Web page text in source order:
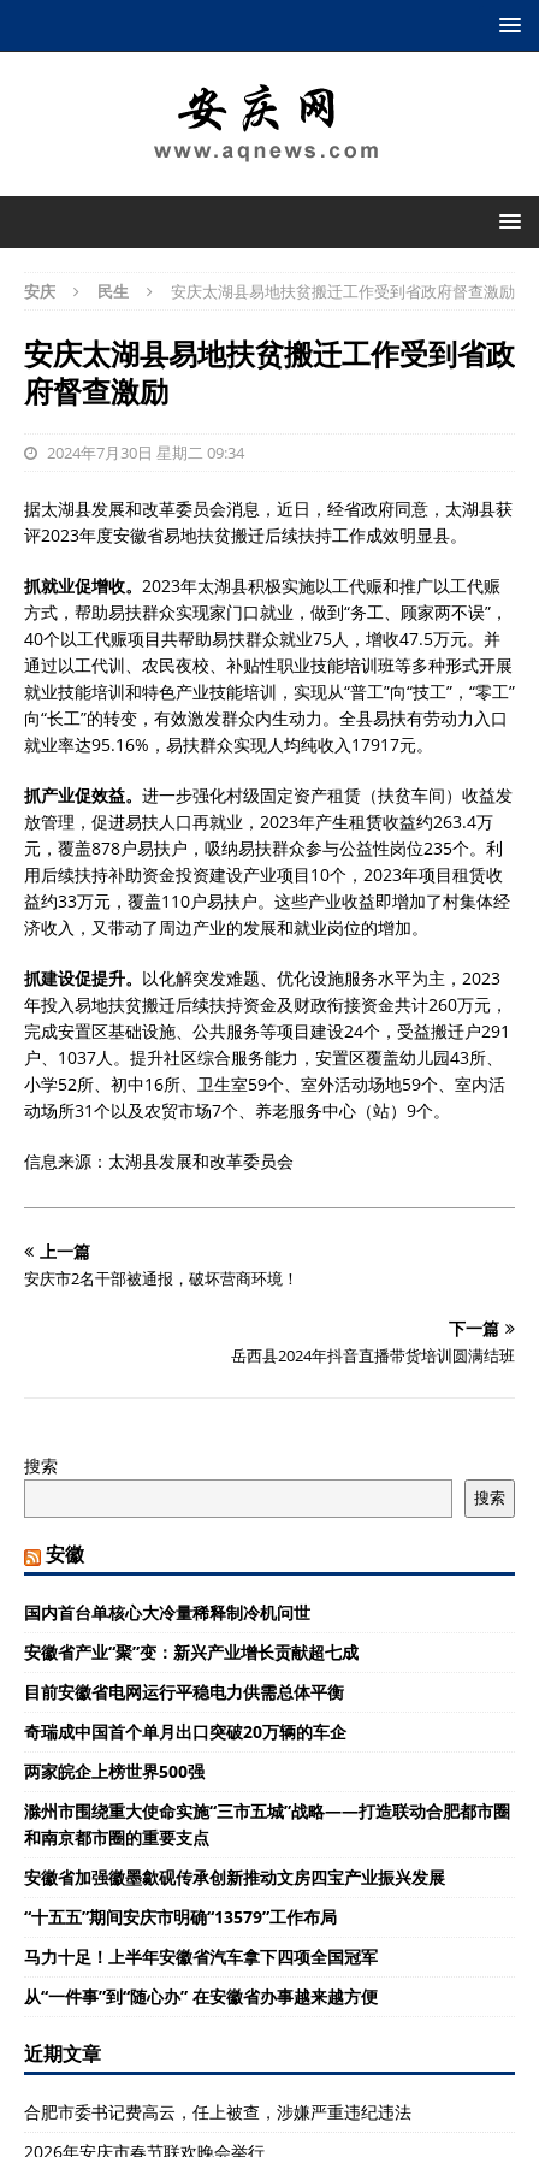
安庆 民生 安庆太湖县易地扶贫搬迁工作受到省政府督查激励
安庆太湖县易地扶贫搬迁工作受到省政
府督查激励
2024年7月30日 星期二 09:34
据太湖县发展和改革委员会消息， 近日，经省政府同意，太湖县获
评2023年度安徽省易地扶贫搬迁后续扶持工作成效明显县。
抓就业促增收。 2023年太湖县积极实施以工代赈和推广以工代赈
方式，帮助易扶群众实现家门口就业，做到“务工、顾家两不误”，
40个以工代赈项目共帮助易扶群众就业75人，增收47.5万元。并
通过以工代训、农民夜校、补贴性职业技能培训班等多种形式开展
就业技能培训和特色产业技能培训，实现从“普工”向“技工”，“零工”
向“长工”的转变，有效激发群众内生动力。全县易扶有劳动力入口
就业率达95.16%，易扶群众实现人均纯收入17917元。
抓产业促效益。 进一步强化村级固定资产租赁（扶贫车间）收益发
放管理，促进易扶人口再就业，2023年产生租赁收益约263.4万
元，覆盖878户易扶户，吸纳易扶群众参与公益性岗位235个。利
用后续扶持补助资金投资建设产业项目10个，2023年项目租赁收
益约33万元，覆盖110户易扶户。这些产业收益即增加了村集体经
济收入，又带动了周边产业的发展和就业岗位的增加。
抓建设促提升。 以化解突发难题、优化设施服务水平为主，2023
年投入易地扶贫搬迁后续扶持资金及财政衔接资金共计260万元，
完成安置区基础设施、公共服务等项目建设24个，受益搬迁户291
户、1037人。提升社区综合服务能力，安置区覆盖幼儿园43所、
小学52所、初中16所、卫生室59个、室外活动场地59个、室内活
动场所31个以及农贸市场7个、养老服务中心（站）9个。
信息来源：太湖县发展和改革委员会
上一篇
安庆市2名干部被通报，破坏营商环境！
下一篇
岳西县2024年抖音直播带货培训圆满结班
搜索
搜索
安徽
国内首台单核心大冷量稀释制冷机问世
安徽省产业“聚”变：新兴产业增长贡献超七成
目前安徽省电网运行平稳电力供需总体平衡
奇瑞成中国首个单月出口突破20万辆的车企
两家皖企上榜世界500强
滁州市围绕重大使命实施“三市五城”战略——打造联动合肥都市圈
和南京都市圈的重要支点
安徽省加强徽墨歙砚传承创新推动文房四宝产业振兴发展
“十五五”期间安庆市明确“13579”工作布局
马力十足！上半年安徽省汽车拿下四项全国冠军
从“一件事”到“随心办” 在安徽省办事越来越方便
近期文章
合肥市委书记费高云，任上被查，涉嫌严重违纪违法
2026年安庆市春节联欢晚会举行